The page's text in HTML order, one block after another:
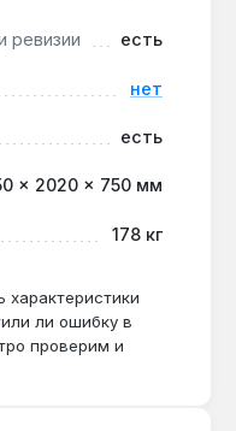
время.
к
1.5 м²
мощностью до
ревизии есть
нет
есть
× 2020 × 750 мм
178 кг
ли ошибку в
проверим и